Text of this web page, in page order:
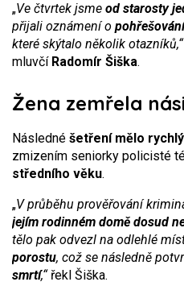
„Ve čtvrtek jsme od starosty
přijali oznámení o
které skýtalo několik otazníků,“
mluvčí Radomír Šiška.
Žena zemřela
Následné šetření mělo
zmizením seniorky policisté
středního věku.
„V průběhu prověřování
jejím rodinném domě dosud
tělo pak odvezl na odlehlé
porostu, což se následně
smrtí,“řekl Šiška.